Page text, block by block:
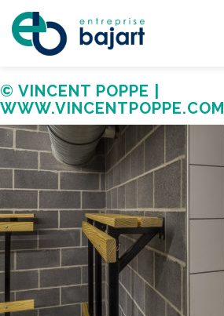
© VINCENT POPPE |
WWW.VINCENTPOPPE.COM